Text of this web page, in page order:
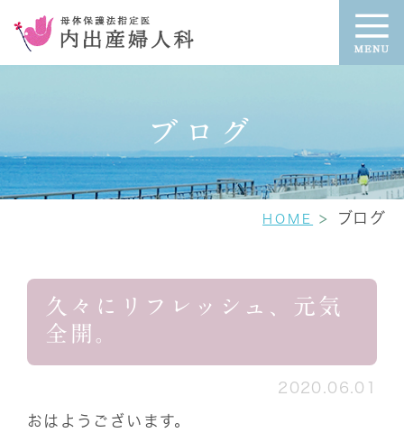
ブログ
HOME ブログ
久々にリフレッシュ、元気
全開。
2020.06.01
おはようございます。